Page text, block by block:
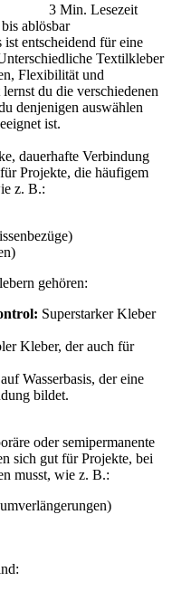
3 Min. Lesezeit
ablösbar
entscheidend für eine
Textilkleber
Flexibilität und
du die verschiedenen
denjenigen auswählen
ist.
dauerhafte Verbindung
Projekte, die häufigem
z. B.:
gehören:
Superstarker Kleber
Kleber, der auch für
Wasserbasis, der eine
bildet.
oder semipermanente
sich gut für Projekte, bei
musst, wie z. B.: